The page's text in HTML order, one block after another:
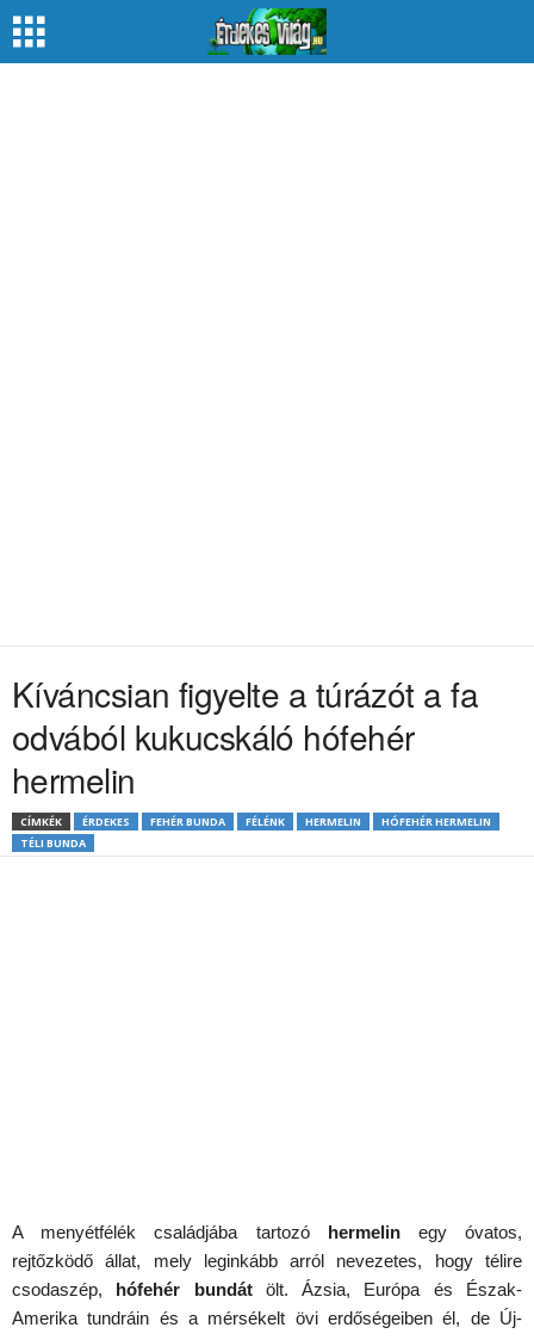
Kíváncsian figyelte a túrázót a fa
odvából kukucskáló hófehér
hermelin
CÍMKÉK ÉRDEKES FEHÉR BUNDA FÉLÉNK HERMELIN
HÓFEHÉR HERMELIN
TÉLI BUNDA
A menyétfélék családjába tartozó hermelinegy óvatos,
rejtőzködő állat, mely leginkább arról nevezetes, hogy télire
csodaszép, hófehér bundátölt. Ázsia, Európa és Észak-
Amerika tundráin és a mérsékelt övi erdőségeiben él, de Új-